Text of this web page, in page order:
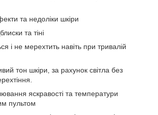
та недоліки шкіри
та тіні
і не мерехтить навіть при тривалій
тон шкіри, за рахунок світла без
яскравості та температури
пультом